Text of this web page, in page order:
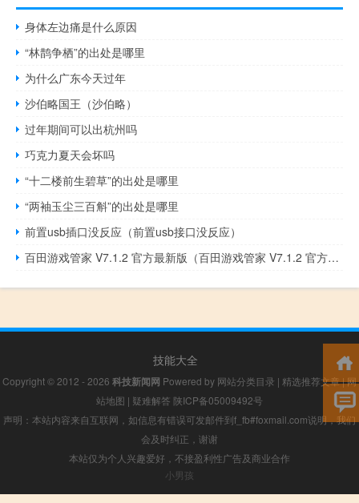
身体左边痛是什么原因
“林鹊争栖”的出处是哪里
为什么广东今天过年
沙伯略国王（沙伯略）
过年期间可以出杭州吗
巧克力夏天会坏吗
“十二楼前生碧草”的出处是哪里
“两袖玉尘三百斛”的出处是哪里
前置usb插口没反应（前置usb接口没反应）
百田游戏管家 V7.1.2 官方最新版（百田游戏管家 V7.1.2 官方最新版功能简介）
技能大全
Copyright © 2012 - 2026 科技新闻网 Powered by 网站分类目录 | 精选推荐文章|网
站地图 | 疑难解答 陕ICP备05009492号
声明：本站内容来自互联网，如信息有错误可发邮件到f_fb#foxmail.com说明，我们
会及时纠正，谢谢
本站仅为个人兴趣爱好，不接盈利性广告及商业合作
小男孩